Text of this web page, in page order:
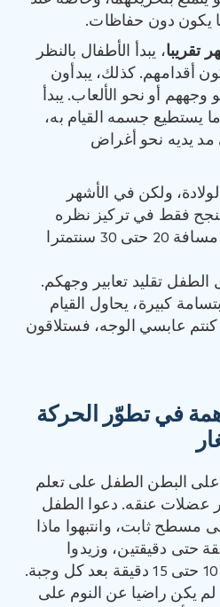
يكون دون حفاظات.
تقريبا، يبدأ الأطفال بالنظر
أقدامهم. كذلك، يبدأون
وجههم أو نحو الألعاب. يبدأ
يستطيع جسمه القيام به،
مد يديه نحو أغراض
ولكن في الأشهر
ينجح فقط في تركيز نظره
على أغراض تبعد مسافة 20 حتى 30 سنتمترا
الطفل تقليد تعابير وجهكم.
كبيرة، يحاول القيام
كنتم عابسي الوجه، فستلاقون
في تطوّر الحركة
على البطن الطفل على تعلم
عضلات عنقه. دعوا الطفل
مسطح ثابت، وانتبهوا ماذا
حتى دقيقتين، وزيدوا
الوقت ليصل إلى 10 حتى 15 دقيقة بعد كل وجبة.
لم يكن راضيا عن النوم على